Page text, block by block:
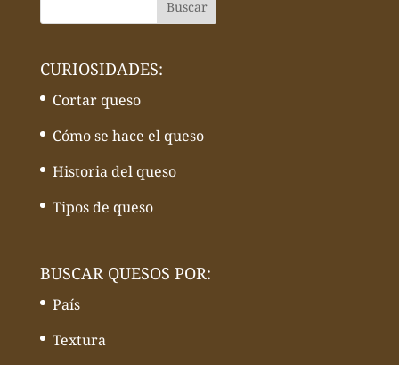
CURIOSIDADES:
Cortar queso
Cómo se hace el queso
Historia del queso
Tipos de queso
BUSCAR QUESOS POR:
País
Textura